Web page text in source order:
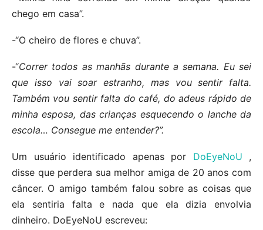
chego em casa”.
-“O cheiro de flores e chuva”.
-“Correr todos as manhãs durante a semana. Eu sei
que isso vai soar estranho, mas vou sentir falta.
Também vou sentir falta do café, do adeus rápido de
minha esposa, das crianças esquecendo o lanche da
escola… Consegue me entender?”.
Um usuário identificado apenas por DoEyeNoU ,
disse que perdera sua melhor amiga de 20 anos com
câncer. O amigo também falou sobre as coisas que
ela sentiria falta e nada que ela dizia envolvia
dinheiro. DoEyeNoU escreveu: